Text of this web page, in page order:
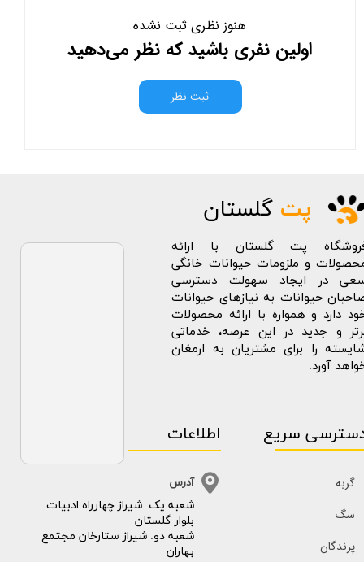
هنوز نظری ثبت نشده
اولین نفری باشید که نظر می‌دهید
ثبت نظر
پت گلستان
پت گلستان با ارائه
و ملزومات حیوانات خانگی
در ایجاد سهولت دسترسی
حیوانات به نیازهای حیوانات
دارد و همواره با ارائه محصولات
و جدید در این عرصه، خدماتی
را برای مشتریان به ارمغان
آورد.
سریع
گربه
سگ
پرندگان
​​شعبه یک: شیراز چهارراه ادبیات
بلوار گلستان
شعبه دو: شیراز ستارخان مجتمع
بهاران
اطلاعات
آدرس